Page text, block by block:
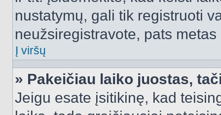
nustatymų, gali tik registruoti
neužsiregistravote, pats
Į viršų
» Pakeičiau laiko juostas,
Jeigu esate įsitikinę, kad